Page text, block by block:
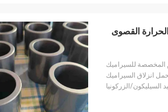
مع 1650 درجة مئوية الحرارة القصوى
المخصصة للسيراميك
انزلاق السيراميك
السيليكون/الزركونيا